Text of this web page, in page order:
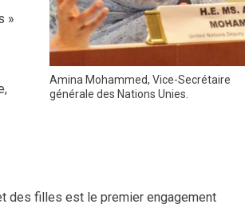
Amina Mohammed, Vice-Secrétaire
générale des Nations Unies.
»
des filles est le premier engagement